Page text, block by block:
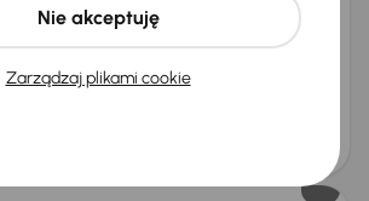
1.0 TCe +9 kolejnych
Cena promocyjna
Zarządzaj plikami cookie
Nie akceptuję